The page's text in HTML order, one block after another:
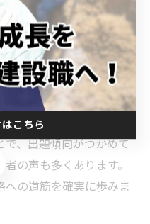
しっかり読み込み、なぜ
ことが大切です。実務経
知識の定着がより深まり
併用し、リアルな試験環
。
、出題傾向がつかめて
の声も多くあります。
の道筋を確実に歩みま
こちら
こちら